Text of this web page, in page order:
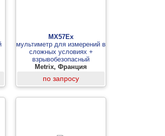
MX57Ex
мультиметр для измерений в
сложных условиях +
взрывобезопасный
Metrix, Франция
по запросу